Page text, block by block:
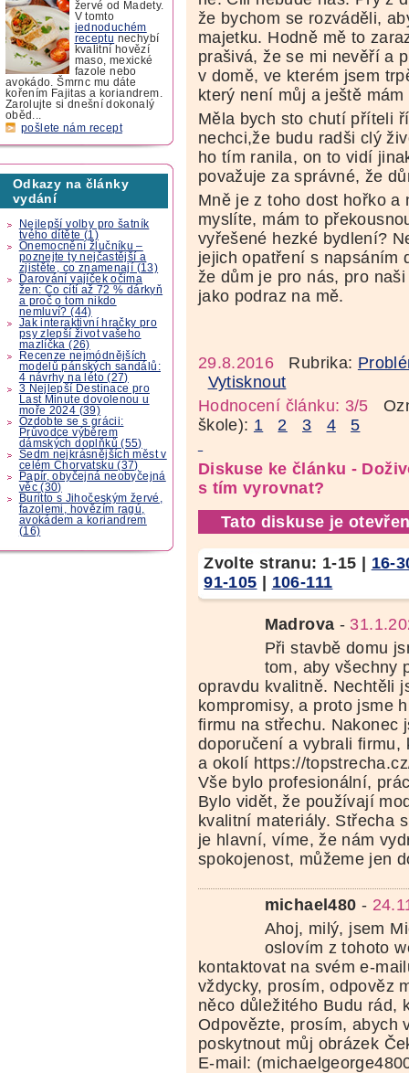
žervé od Madety.
V tomto
jednoduchém
receptu nechybí
kvalitní hovězí
maso, mexické
fazole nebo
avokádo. Šmrnc mu dáte
kořením Fajitas a koriandrem.
Zarolujte si dnešní dokonalý
oběd...
pošlete nám recept
Odkazy na články
vydání
Nejlepší volby pro šatník
tvého dítěte (1)
Onemocnění žlučníku –
poznejte ty nejčastější a
zjistěte, co znamenají (13)
Darování vajíček očima
žen: Co cítí až 72 % dárkyň
a proč o tom nikdo
nemluví? (44)
Jak interaktivní hračky pro
psy zlepší život vašeho
mazlíčka (26)
Recenze nejmódnějších
modelů pánských sandálů:
4 návrhy na léto (27)
3 Nejlepší Destinace pro
Last Minute dovolenou u
moře 2024 (39)
Ozdobte se s grácii:
Průvodce výběrem
dámských doplňků (55)
Sedm nejkrásnějších měst v
celém Chorvatsku (37)
Papír, obyčejná neobyčejná
věc (30)
Buritto s Jihočeským žervé,
fazolemi, hovězím ragú,
avokádem a koriandrem
(16)
že bychom se rozváděli,
majetku. Hodně mě to
prašivá, že se mi nevěří a
v domě, ve kterém jsem
který není můj a ještě
Měla bych sto chutí příteli
nechci,že budu radši clý
ho tím ranila, on to vidí
považuje za správné, že
Mně je z toho dost hořko
myslíte, mám to
vyřešené hezké bydlení?
jejich opatření s napsáním
že dům je pro nás, pro
jako podraz na mě.
29.8.2016 Rubrika:
Vytisknout
Hodnocení článku: 3/5
škole): 1 2 3 4 5
Diskuse ke článku -
s tím vyrovnat?
Tato diskuse je
Zvolte stranu: 1-15 | 16-
91-105 | 106-111
Madrova -
Při stavbě domu
tom, aby všechny
opravdu kvalitně. Nechtěli
kompromisy, a proto jsme
firmu na střechu. Nakonec
doporučení a vybrali firmu,
a okolí https://
Vše bylo profesionální,
Bylo vidět, že používají
kvalitní materiály. Střecha
je hlavní, víme, že nám
spokojenost, můžeme jen
michael480 -
Ahoj, milý, jsem
oslovím z tohoto
kontaktovat na svém e-
vždycky, prosím, odpověz
něco důležitého Budu rád,
Odpovězte, prosím, abych
poskytnout můj obrázek
E-mail: